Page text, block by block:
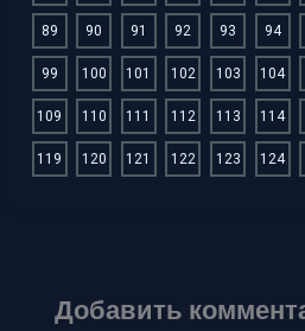
89
90 91 92 93 94
99
100 101 102 103 104
109
110 111 112 113 114
119
120 121 122 123 124
Добавить